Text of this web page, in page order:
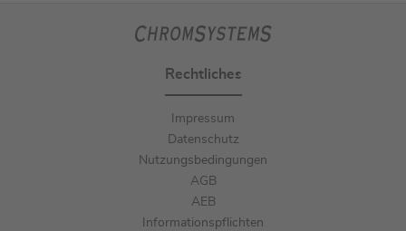
Rechtliches
Impressum
Datenschutz
Nutzungsbedingungen
AGB
AEB
Informationspflichten